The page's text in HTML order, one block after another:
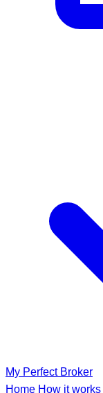
My Perfect Broker
Home How it works